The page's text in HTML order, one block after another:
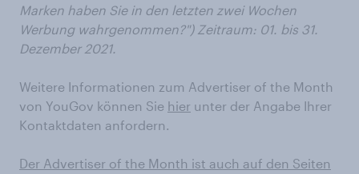
Marken haben Sie in den letzten zwei Wochen
Werbung wahrgenommen?") Zeitraum: 01. bis 31.
Dezember 2021.
Weitere Informationen zum Advertiser of the Month
von YouGov können Sie hier unter der Angabe Ihrer
Kontaktdaten anfordern.
Der Advertiser of the Month ist auch auf den Seiten